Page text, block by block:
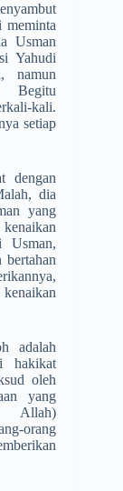
meminta
Usman
Yahudi
namun
Begitu
kali.
setiap
dengan
dia
yang
adalah
hakikat
oleh
yang
Allah)
orang